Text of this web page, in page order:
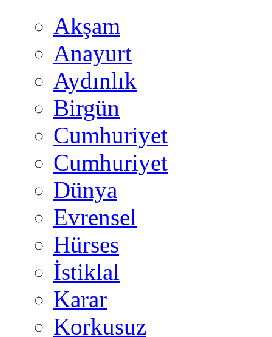
Akşam
Anayurt
Aydınlık
Birgün
Cumhuriyet
Cumhuriyet
Dünya
Evrensel
Hürses
İstiklal
Karar
Korkusuz